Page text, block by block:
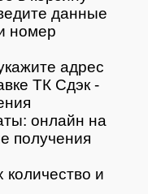
данные
номер
адрес
ТК Сдэк -
онлайн на
получения
количество и